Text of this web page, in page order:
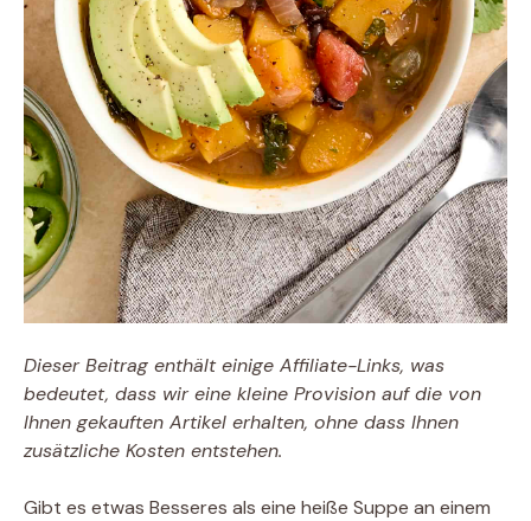
Dieser Beitrag enthält einige Affiliate-Links, was
bedeutet, dass wir eine kleine Provision auf die von
Ihnen gekauften Artikel erhalten, ohne dass Ihnen
zusätzliche Kosten entstehen.
Gibt es etwas Besseres als eine heiße Suppe an einem